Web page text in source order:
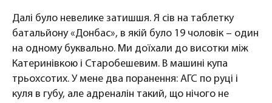
Далі було невелике затишшя. Я сів на таблетку
батальйону «Донбас», в якій було 19 чоловік – один
на одному буквально. Ми доїхали до висотки між
Катеринівкою і Старобешевим. В машині купа
трьохсотих. У мене два поранення: АГС по руці і
куля в губу, але адреналін такий, що нічого не